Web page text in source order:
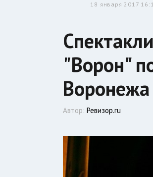
18 января 2017
"Ворон"
Воронежа
Автор:Ревизор.ru